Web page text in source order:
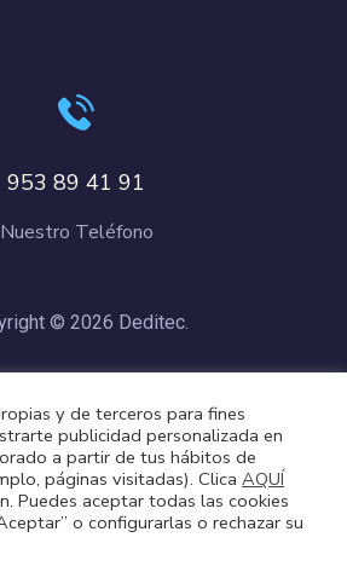
953 89 41 91
Nuestro Teléfono
© 2026 Deditec.
Cookies
y de terceros para fines
publicidad personalizada en
a partir de tus hábitos de
páginas visitadas). Clica AQUÍ
Puedes aceptar todas las cookies
o configurarlas o rechazar su